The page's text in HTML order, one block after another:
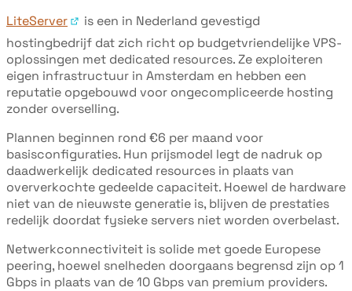
LiteServer
is een in Nederland gevestigd
hostingbedrijf dat zich richt op budgetvriendelijke VPS-
oplossingen met dedicated resources. Ze exploiteren
eigen infrastructuur in Amsterdam en hebben een
reputatie opgebouwd voor ongecompliceerde hosting
zonder overselling.
Plannen beginnen rond €6 per maand voor
basisconfiguraties. Hun prijsmodel legt de nadruk op
daadwerkelijk dedicated resources in plaats van
oververkochte gedeelde capaciteit. Hoewel de hardware
niet van de nieuwste generatie is, blijven de prestaties
redelijk doordat fysieke servers niet worden overbelast.
Netwerkconnectiviteit is solide met goede Europese
peering, hoewel snelheden doorgaans begrensd zijn op 1
Gbps in plaats van de 10 Gbps van premium providers.